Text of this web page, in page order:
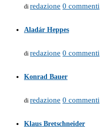
di redazione 0 commenti
Aladár Heppes
di redazione 0 commenti
Konrad Bauer
di redazione 0 commenti
Klaus Bretschneider